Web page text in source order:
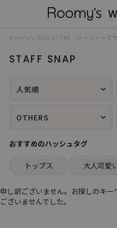
Roomy’s WEB STORE（ルーミィーズ
STAFF SNAP
人気順
OTHERS
おすすめのハッシュタグ
トップス 大人可愛
申し訳ございません。お探しのキ
ございませんでした。